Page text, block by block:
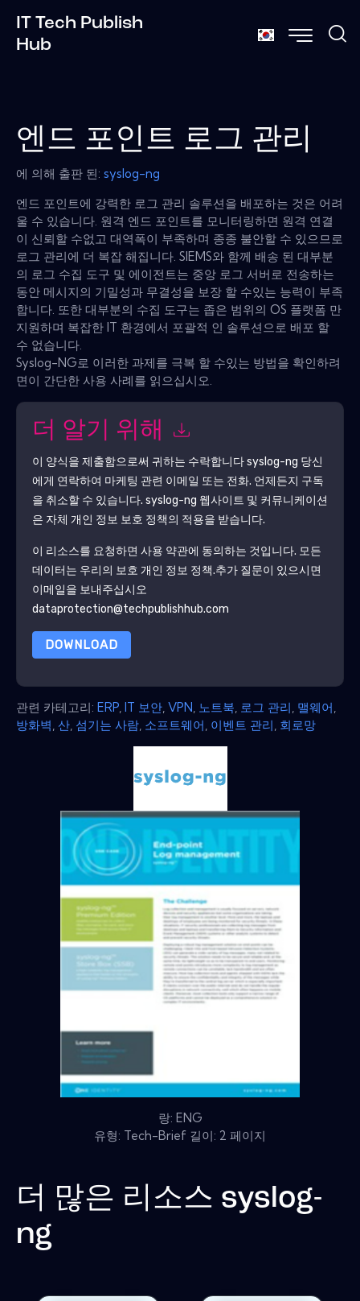
IT Tech Publish
Hub
엔드 포인트 로그 관리
에 의해 출판 된: syslog-ng
엔드 포인트에 강력한 로그 관리 솔루션을 배포하는 것은 어려
울 수 있습니다. 원격 엔드 포인트를 모니터링하면 원격 연결
이 신뢰할 수없고 대역폭이 부족하며 종종 불안할 수 있으므로
로그 관리에 더 복잡 해집니다. SIEMS와 함께 배송 된 대부분
의 로그 수집 도구 및 에이전트는 중앙 로그 서버로 전송하는
동안 메시지의 기밀성과 무결성을 보장 할 수있는 능력이 부족
합니다. 또한 대부분의 수집 도구는 좁은 범위의 OS 플랫폼 만
지원하며 복잡한 IT 환경에서 포괄적 인 솔루션으로 배포 할
수 없습니다.
Syslog-NG로 이러한 과제를 극복 할 수있는 방법을 확인하려
면이 간단한 사용 사례를 읽으십시오.
더 알기 위해
이 양식을 제출함으로써 귀하는 수락합니다syslog-ng 당신
에게 연락하여 마케팅 관련 이메일 또는 전화. 언제든지 구독
을 취소할 수 있습니다. syslog-ng 웹사이트 및 커뮤니케이션
은 자체 개인 정보 보호 정책의 적용을 받습니다.
이 리소스를 요청하면 사용 약관에 동의하는 것입니다. 모든
데이터는 우리의 보호 개인 정보 정책.추가 질문이 있으시면
이메일을 보내주십시오
dataprotection@techpublishhub.com
DOWNLOAD
관련 카테고리: ERP IT 보안 VPN 노트북 로그 관리 맬웨어
방화벽 산 섬기는 사람 소프트웨어 이벤트 관리 회로망
랑: ENG
유형: Tech-Brief 길이: 2 페이지
더 많은 리소스 syslog-
ng